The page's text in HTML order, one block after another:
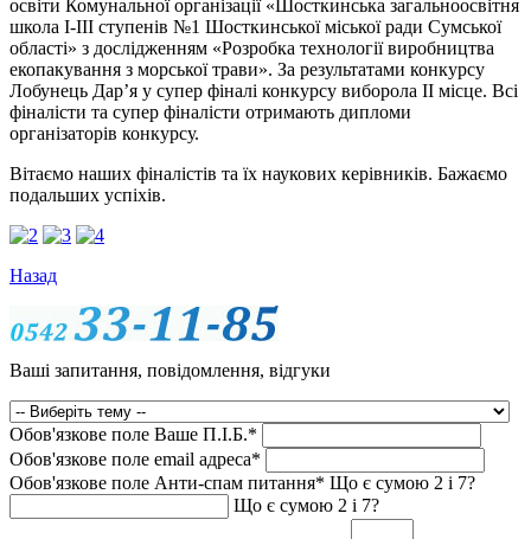
освіти Комунальної організації «Шосткинська загальноосвітня
школа І-ІІІ ступенів №1 Шосткинської міської ради Сумської
області» з дослідженням «Розробка технології виробництва
екопакування з морської трави». За результатами конкурсу
Лобунець Дар’я у супер фіналі конкурсу виборола ІІ місце. Всі
фіналісти та супер фіналісти отримають дипломи
організаторів конкурсу.
Вітаємо наших фіналістів та їх наукових керівників. Бажаємо
подальших успіхів.
Назад
Ваші запитання, повідомлення, відгуки
Обов'язкове поле Ваше П.I.Б.*
Обов'язкове поле email адреса*
Обов'язкове поле Анти-спам питання* Що є сумою 2 і 7?
Що є сумою 2 і 7?